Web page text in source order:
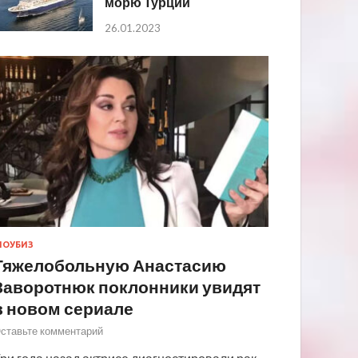
26.01.2023
Анастасию
поклонники увидят
новом сериале
комментарий